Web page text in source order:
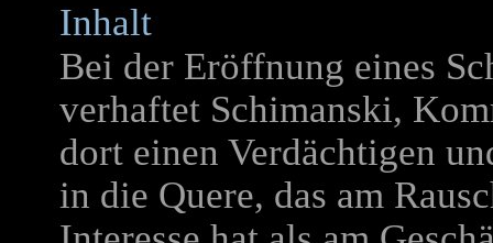
Inhalt
Bei der Eröffnung eines
verhaftet Schimanski,
dort einen Verdächtigen
in die Quere, das am